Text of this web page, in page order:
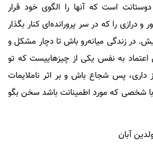
است که آنها را الگوی خود قرار
درازی را که در سر پرورانده‌ای کنار بگذار
در زندگی میانه‌رو باش تا دچار مشکل و
به نفس یکی از چیزهاییست که تو
داری، پس شجاع باش و بر اثر ناملایمات
با شخصی که مورد اطمینانت باشد سخن بگو
آبان